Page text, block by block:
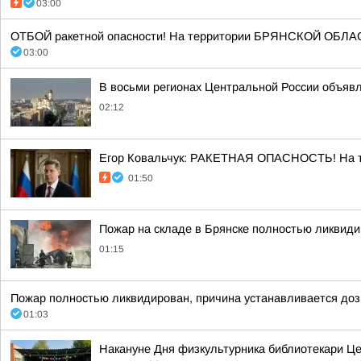
03:00
ОТБОЙ ракетной опасности! На территории БРЯНСКОЙ
03:00
В восьми регионах Центральной России
02:12
Егор Ковальчук: РАКЕТНАЯ ОПАСНОСТЬ! На
01:50
Пожар на складе в Брянске полностью
01:15
Пожар полностью ликвидирован, причина устанавливается
01:03
Накануне Дня физкультурника библиотекари